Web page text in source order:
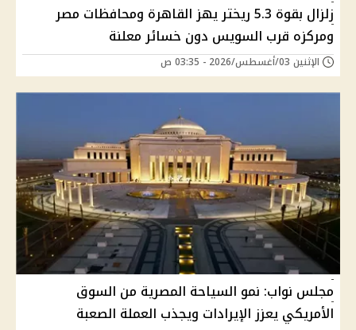
زلزال بقوة 5.3 ريختر يهز القاهرة ومحافظات مصر
ومركزه قرب السويس دون خسائر معلنة
الإثنين 03/أغسطس/2026 - 03:35 ص
مجلس نواب: نمو السياحة المصرية من السوق
الأمريكي يعزز الإيرادات ويجذب العملة الصعبة